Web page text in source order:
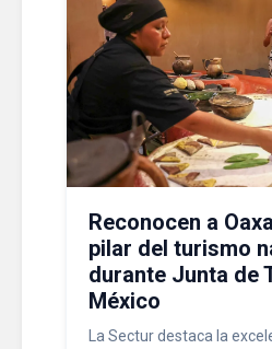
Reconocen a
pilar del turismo
durante Junta de
México
La Sectur destaca la